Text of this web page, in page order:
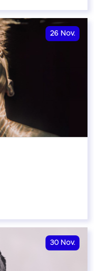
26 Nov.
30 Nov.